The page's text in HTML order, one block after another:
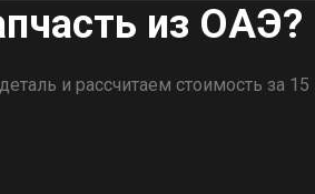
из ОАЭ?
и рассчитаем стоимость за 15